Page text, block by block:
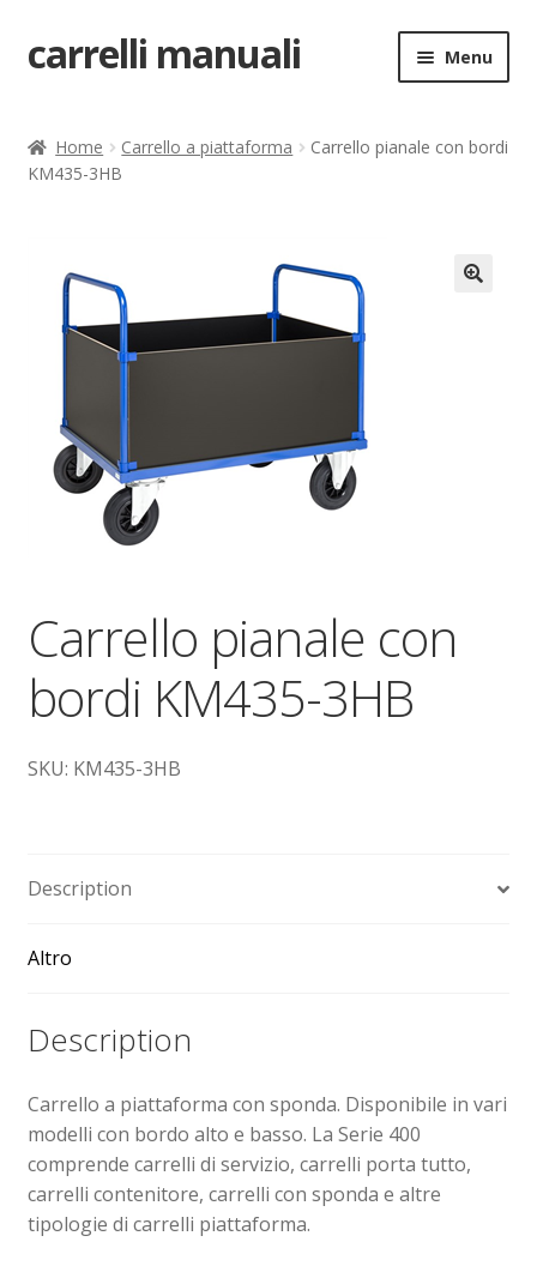
Vai
alla
Vai
al
carrelli manuali Menu
Carrello
Come ordinare
Come registrarsi al sito
Contatti
costruttori
garanzia
Il mio account
Pagamento
Sollevatori elettrici manuali timonati
Spedizioni
Home Carrello a piattaforma
Carrello pianale con bordi
KM435-3HB
Carrello pianale con
bordi KM435-3HB
SKU: KM435-3HB
Description
Altro
Description
Carrello a piattaforma con sponda. Disponibile in vari
modelli con bordo alto e basso. La Serie 400
comprende carrelli di servizio, carrelli porta tutto,
carrelli contenitore, carrelli con sponda e altre
tipologie di carrelli piattaforma.